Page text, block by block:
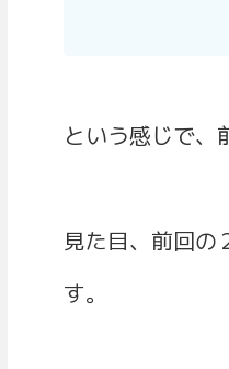
という感じで、
見た目、前回の
す。